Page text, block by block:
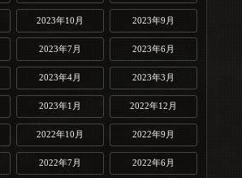
2023年10月 2023年9月
2023年7月 2023年6月
2023年4月 2023年3月
2023年1月 2022年12月
2022年10月 2022年9月
2022年7月 2022年6月